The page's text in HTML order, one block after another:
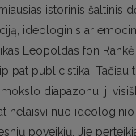
istorinis šaltinis
ideologinis ar
Leopoldas fon
pat publicistika. Tačiau
diapazonui ji
nelaisvi nuo
poveikių. Jie